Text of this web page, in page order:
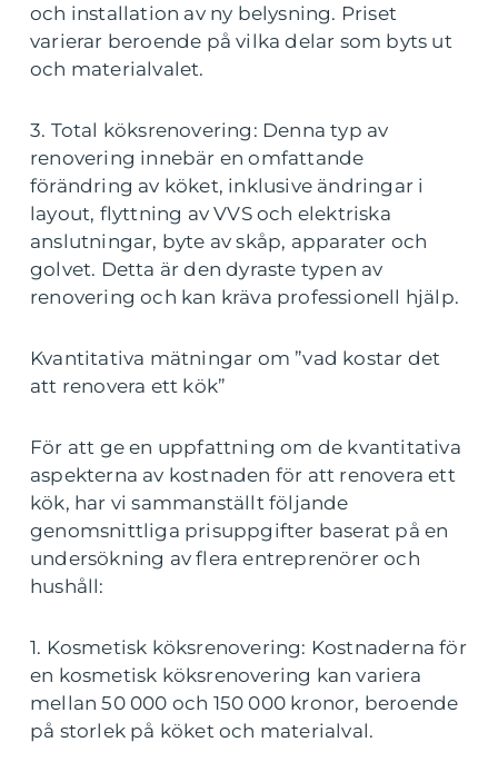
och installation av ny belysning. Priset
varierar beroende på vilka delar som byts ut
och materialvalet.
3. Total köksrenovering: Denna typ av
renovering innebär en omfattande
förändring av köket, inklusive ändringar i
layout, flyttning av VVS och elektriska
anslutningar, byte av skåp, apparater och
golvet. Detta är den dyraste typen av
renovering och kan kräva professionell hjälp.
Kvantitativa mätningar om ”vad kostar det
att renovera ett kök”
För att ge en uppfattning om de kvantitativa
aspekterna av kostnaden för att renovera ett
kök, har vi sammanställt följande
genomsnittliga prisuppgifter baserat på en
undersökning av flera entreprenörer och
hushåll:
1. Kosmetisk köksrenovering: Kostnaderna för
en kosmetisk köksrenovering kan variera
mellan 50 000 och 150 000 kronor, beroende
på storlek på köket och materialval.